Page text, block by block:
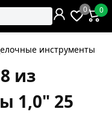
0 0
инструменты
из
1,0" 25